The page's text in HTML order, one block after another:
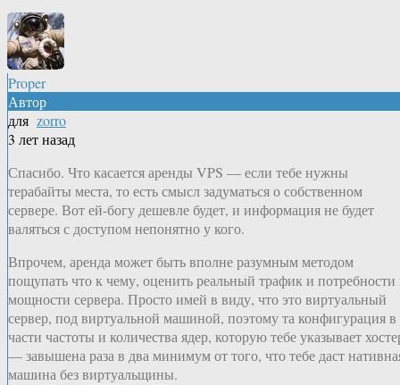
Proper
Автор
для zorro
3 лет назад
Спасибо. Что касается аренды VPS — если тебе нужны
терабайты места, то есть смысл задуматься о собственном
сервере. Вот ей-богу дешевле будет, и информация не будет
валяться с доступом непонятно у кого.
Впрочем, аренда может быть вполне разумным методом
пощупать что к чему, оценить реальный трафик и потребности
мощности сервера. Просто имей в виду, что это виртуальный
сервер, под виртуальной машиной, поэтому та конфигурация в
части частоты и количества ядер, которую тебе указывает
— завышена раза в два минимум от того, что тебе даст
машина без виртуальщины.